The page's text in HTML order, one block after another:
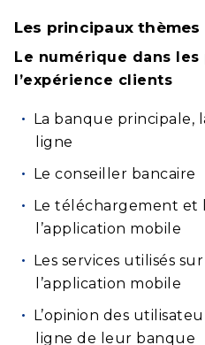
Les principaux thèmes
Le numérique dans les
l’expérience clients
La banque principale,
ligne
Le conseiller bancaire
Le téléchargement et
l’application mobile
Les services utilisés
l’application mobile
L’opinion des
ligne de leur banque